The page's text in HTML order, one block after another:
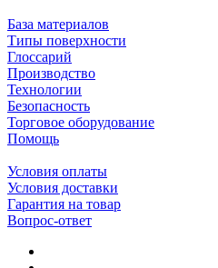
База материалов
Типы поверхности
Глоссарий
Производство
Технологии
Безопасность
Торговое оборудование
Помощь
Условия оплаты
Условия доставки
Гарантия на товар
Вопрос-ответ